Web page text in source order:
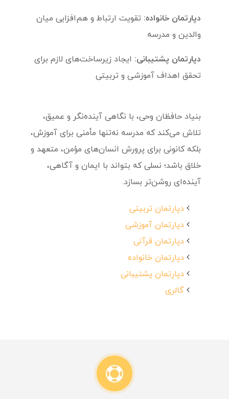
دپارتمان خانواده: تقویت ارتباط و هم‌افزایی میان
والدین و مدرسه
دپارتمان پشتیبانی: ایجاد زیرساخت‌های لازم برای
تحقق اهداف آموزشی و تربیتی
بنیاد حافظان وحی، با نگاهی آینده‌نگر و عمیق،
تلاش می‌کند که مدرسه نه‌تنها مأمنی برای آموزش،
بلکه کانونی برای پرورش انسان‌های مؤمن، متعهد و
خلاق باشد؛ نسلی که بتواند با ایمان و آگاهی،
آینده‌ای روشن‌تر بسازد.
دپارتمان تربیتی
دپارتمان آموزشی
دپارتمان قرآنی
دپارتمان خانواده
دپارتمان پشتیبانی
گالری